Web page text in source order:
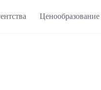
Ценообразование